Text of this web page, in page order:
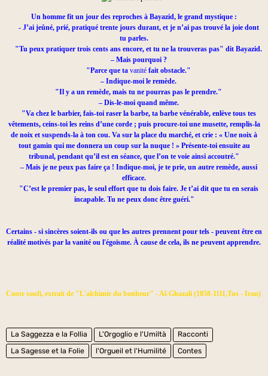
Un homme fit un jour des reproches à Bayazid, le grand mystique :
- J’ai jeûné, prié, pratiqué trente jours durant, et je n’ai pas trouvé la joie dont
tu parles.
"Tu peux pratiquer trois cents ans encore, et tu ne la trouveras pas" dit Bayazid.
– Mais pourquoi ?
"Parce que ta vanité fait obstacle."
– Indique-moi le remède.
"Il y a un remède, mais tu ne pourras pas le prendre."
– Dis-le-moi quand même.
"Va chez le barbier, fais-toi raser la barbe, ta barbe vénérable, enlève tous tes
vêtements, ceins-toi les reins d’une corde ; puis procure-toi une musette, remplis-la
de noix et suspends-la à ton cou. Va sur la place du marché, et crie : « Une noix à
tout gamin qui me donnera un coup sur la nuque ! » Présente-toi ensuite au
tribunal, pendant qu’il est en séance, que l’on te voie ainsi accoutré."
– Mais je ne peux pas faire ça ! Indique-moi, je te prie, un autre remède, aussi
efficace.
"C’est le premier pas, le seul effort que tu dois faire. Je t’ai dit que tu en serais
incapable. Tu ne peux donc être guéri."
Certains - si sincères soient-ils ou que les autres prennent pour tels - peuvent être en
réalité motivés par la vanité ou l'égoïsme. À cause de cela, ils ne peuvent apprendre.
Conte soufi, extrait de "L'alchimie du bonheur" - Al-Ghazali (1058-1111,Tus - Iran)
La Saggezza e la Follia L'Orgoglio e l'Umiltà
Racconti
La Sagesse et la Folie
l'Orgueil et l'Humilité Contes